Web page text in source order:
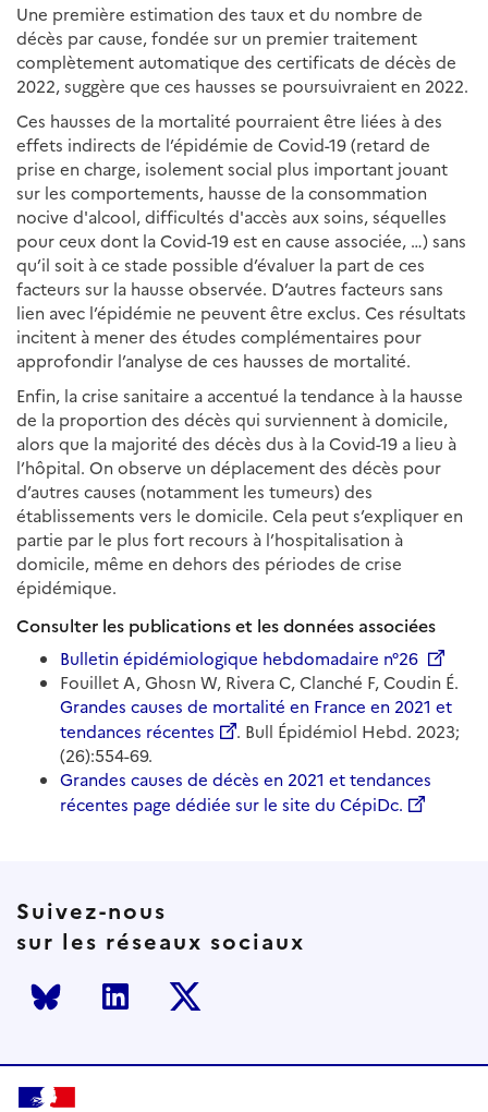
Une première estimation des taux et du nombre de
décès par cause, fondée sur un premier traitement
complètement automatique des certificats de décès de
2022, suggère que ces hausses se poursuivraient en 2022.
Ces hausses de la mortalité pourraient être liées à des
effets indirects de l’épidémie de Covid-19 (retard de
prise en charge, isolement social plus important jouant
sur les comportements, hausse de la consommation
nocive d'alcool, difficultés d'accès aux soins, séquelles
pour ceux dont la Covid-19 est en cause associée, …) sans
qu’il soit à ce stade possible d’évaluer la part de ces
facteurs sur la hausse observée. D’autres facteurs sans
lien avec l’épidémie ne peuvent être exclus. Ces résultats
incitent à mener des études complémentaires pour
approfondir l’analyse de ces hausses de mortalité.
Enfin, la crise sanitaire a accentué la tendance à la hausse
de la proportion des décès qui surviennent à domicile,
alors que la majorité des décès dus à la Covid-19 a lieu à
l’hôpital. On observe un déplacement des décès pour
d’autres causes (notamment les tumeurs) des
établissements vers le domicile. Cela peut s’expliquer en
partie par le plus fort recours à l’hospitalisation à
domicile, même en dehors des périodes de crise
épidémique.
Consulter les publications et les données associées
Bulletin épidémiologique hebdomadaire n°26
Fouillet A, Ghosn W, Rivera C, Clanché F, Coudin É.
Grandes causes de mortalité en France en 2021 et
tendances récentes
. Bull Épidémiol Hebd. 2023;
(26):554-69.
Grandes causes de décès en 2021 et tendances
récentes page dédiée sur le site du CépiDc.
Suivez-nous
sur les réseaux sociaux
Bluesky LinkedInTwitter